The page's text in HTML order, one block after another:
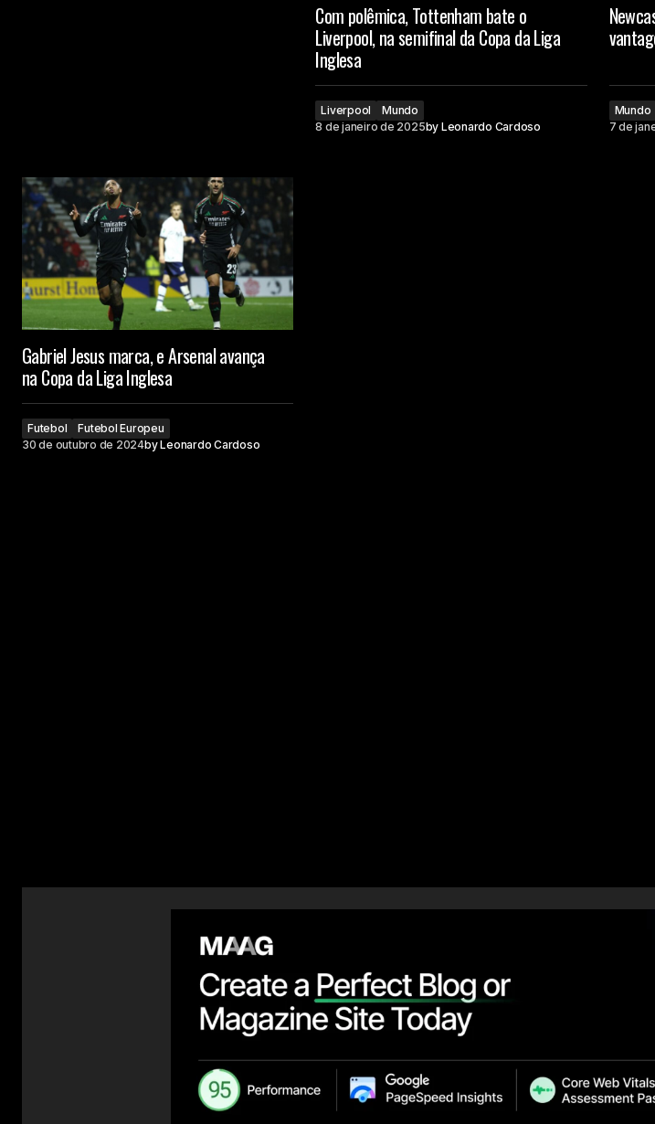
Com polêmica, Tottenham bate o
Liverpool, na semifinal da Copa da Liga
Inglesa
Liverpool
Mundo
8 de janeiro de 2025by Leonardo Cardoso
Mundo
7 de
Gabriel Jesus marca, e Arsenal avança
na Copa da Liga Inglesa
Futebol
Futebol Europeu
30 de outubro de 2024byLeonardo Cardoso